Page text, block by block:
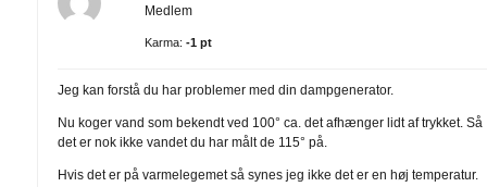
Medlem
Karma: -1 pt
Jeg kan forstå du har problemer med din dampgenerator.
Nu koger vand som bekendt ved 100° ca. det afhænger lidt af trykket. Så
det er nok ikke vandet du har målt de 115° på.
Hvis det er på varmelegemet så synes jeg ikke det er en høj temperatur.